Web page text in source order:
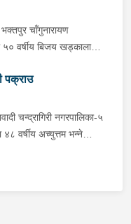
गरेको हो । उनी उपर
लिई यस सम्बन्धमा
भक्तपुर चाँगुनारायण
वर्षीय बिजय खड्कालाई
उपत्यका अपराध
चाँगुनारायण
। उनलाई आवश्यक अनुसन्धान
सर्लाही पठाइएको छ ।
पक्राउ
चन्द्रागिरी नगरपालिका-५
४८ वर्षीय अच्युत्तम भन्ने